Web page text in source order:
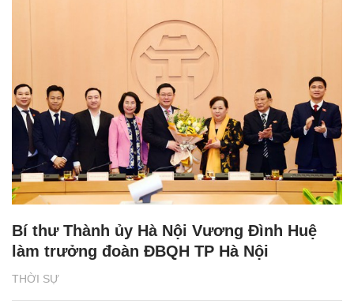
THỜI SỰ
Bí thư Thành ủy Hà Nội Vương Đình Huệ
làm trưởng đoàn ĐBQH TP Hà Nội